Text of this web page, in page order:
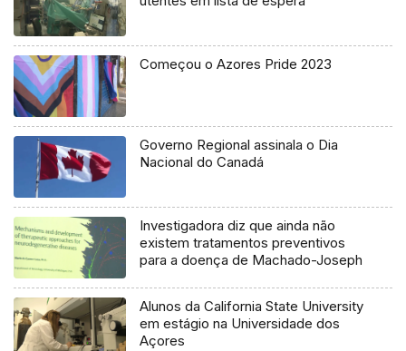
Começou o Azores Pride 2023
Governo Regional assinala o Dia
Nacional do Canadá
Investigadora diz que ainda não
existem tratamentos preventivos
para a doença de Machado-Joseph
Alunos da California State University
em estágio na Universidade dos
Açores